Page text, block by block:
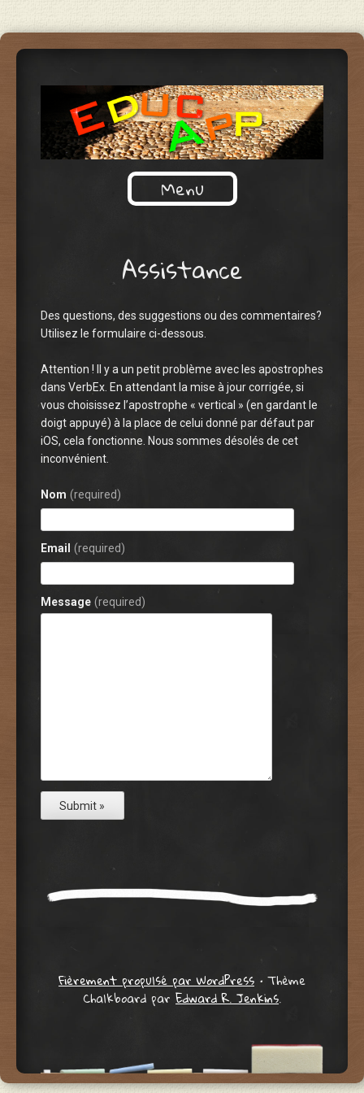
EDUCAPP – APPS POUR
L'ÉCOLE
Applications pour l'école et
l'apprentissage du français
Menu
Assistance
Des questions, des suggestions ou des commentaires?
Utilisez le formulaire ci-dessous.
Attention ! Il y a un petit problème avec les apostrophes
dans VerbEx. En attendant la mise à jour corrigée, si
vous choisissez l’apostrophe « vertical » (en gardant le
doigt appuyé) à la place de celui donné par défaut par
iOS, cela fonctionne. Nous sommes désolés de cet
inconvénient.
Nom (required)
Email (required)
Message (required)
Fièrement propulsé par WordPress • Thème
Chalkboard par Edward R. Jenkins.